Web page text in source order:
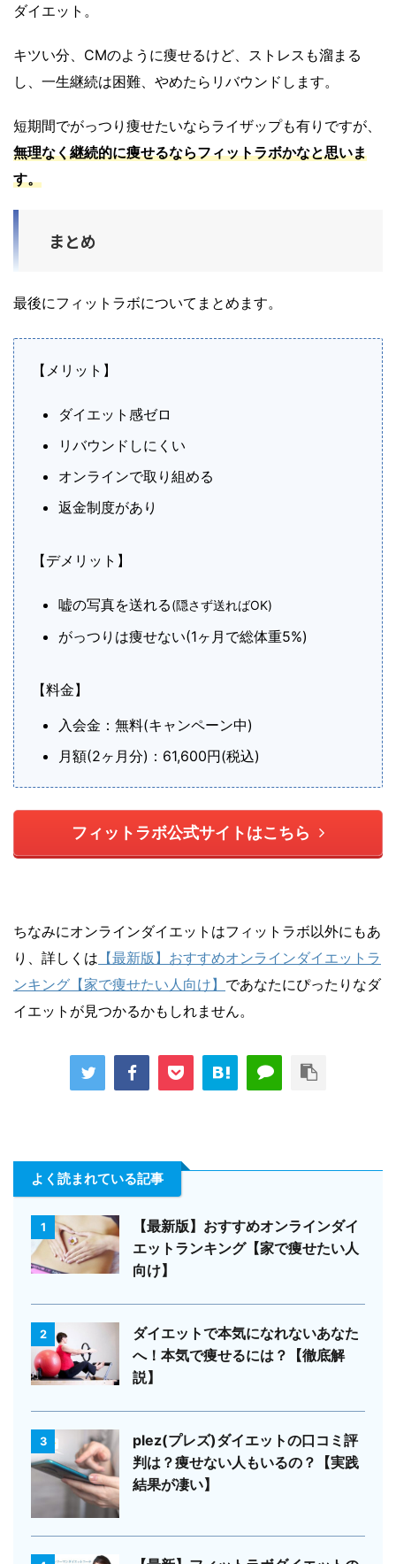
ダイエット。
キツい分、CMのように痩せるけど、ストレスも溜まる
し、一生継続は困難、やめたらリバウンドします。
短期間でがっつり痩せたいならライザップも有りですが、
無理なく継続的に痩せるならフィットラボかなと思いま
す。
まとめ
最後にフィットラボについてまとめます。
【メリット】
ダイエット感ゼロ
リバウンドしにくい
オンラインで取り組める
返金制度があり
【デメリット】
嘘の写真を送れる(隠さず送ればOK)
がっつりは痩せない(1ヶ月で総体重5%)
【料金】
入会金：無料(キャンペーン中)
月額(2ヶ月分)：61,600円(税込)
フィットラボ公式サイトはこちら
ちなみにオンラインダイエットはフィットラボ以外にもあ
り、詳しくは 【最新版】おすすめオンラインダイエットラ
ンキング【家で痩せたい人向け】 であなたにぴったりなダ
イエットが見つかるかもしれません。
よく読まれている記事
1
【最新版】おすすめオンラインダイ
エットランキング【家で痩せたい人
向け】
2
ダイエットで本気になれないあなた
へ！本気で痩せるには？【徹底解
説】
3
plez(プレズ)ダイエットの口コミ評
判は？痩せない人もいるの？【実践
結果が凄い】